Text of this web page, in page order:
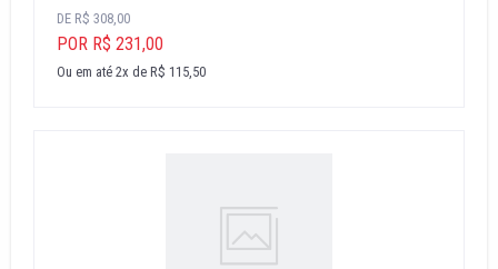
DE R$ 308,00
POR R$ 231,00
Ou em até 2x de R$ 115,50